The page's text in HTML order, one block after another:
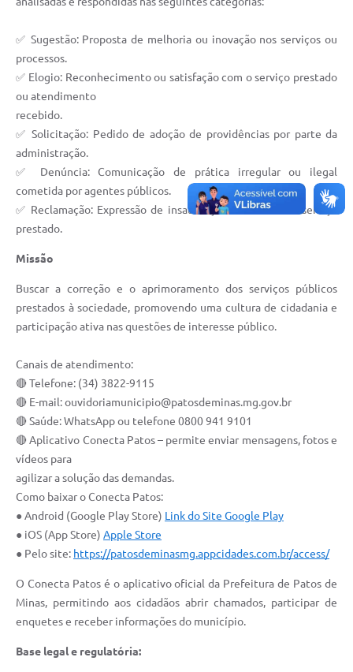
✅ Sugestão: Proposta de melhoria ou inovação nos serviços ou
processos.
✅ Elogio: Reconhecimento ou satisfação com o serviço prestado
ou atendimento
recebido.
✅ Solicitação: Pedido de adoção de providências por parte da
administração.
✅ Denúncia: Comunicação de prática irregular ou ilegal
cometida por agentes públicos.
✅ Reclamação: Expressão de insatisfação relativa a um serviço
prestado.
Missão
Buscar a correção e o aprimoramento dos serviços públicos
prestados à sociedade, promovendo uma cultura de cidadania e
participação ativa nas questões de interesse público.
Canais de atendimento:
🔴 Telefone: (34) 3822-9115
🔴 E-mail:ouvidoriamunicipio@patosdeminas.mg.gov.br
🔴 Saúde: WhatsApp ou telefone 0800 941 9101
🔴 Aplicativo Conecta Patos – permite enviar mensagens, fotos e
vídeos para
agilizar a solução das demandas.
Como baixar o Conecta Patos:
● Android (Google Play Store) Link do Site Google Play
● iOS (App Store) Apple Store
● Pelo site: https://patosdeminasmg.appcidades.com.br/access/
O Conecta Patos é o aplicativo oficial da Prefeitura de Patos de
Minas, permitindo aos cidadãos abrir chamados, participar de
enquetes e receber informações do município.
Base legal e regulatória: